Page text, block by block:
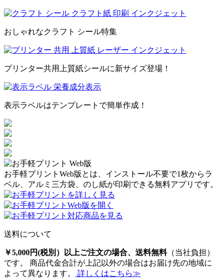
おしゃれなクラフト シール特集
プリンター共用上質紙シールに新サイズ登場！
表示ラベルはテンプレートで簡単作成！
お手軽プリントWeb版とは、インストール不要で1枚からラ
ベル、アルミ三方袋、のし紙が印刷できる無料アプリです。
送料について
￥5,000円(税別）以上ご注文の場合、送料無料（当社負担）
です。 商品代金合計が上記以外の場合はお届け先の地域に
よって異なります。
詳しくはこちら≫